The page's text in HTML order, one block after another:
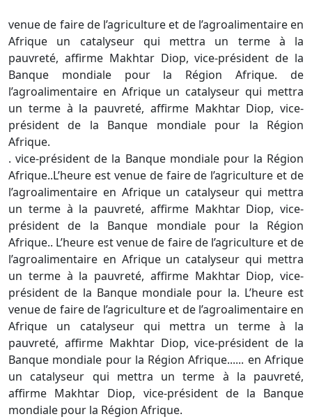
venue de faire de l’agriculture et de l’agroalimentaire en
Afrique un catalyseur qui mettra un terme à la
pauvreté, affirme Makhtar Diop, vice-président de la
Banque mondiale pour la Région Afrique. de
l’agroalimentaire en Afrique un catalyseur qui mettra
un terme à la pauvreté, affirme Makhtar Diop, vice-
président de la Banque mondiale pour la Région
Afrique.
. vice-président de la Banque mondiale pour la Région
Afrique..L’heure est venue de faire de l’agriculture et de
l’agroalimentaire en Afrique un catalyseur qui mettra
un terme à la pauvreté, affirme Makhtar Diop, vice-
président de la Banque mondiale pour la Région
Afrique.. L’heure est venue de faire de l’agriculture et de
l’agroalimentaire en Afrique un catalyseur qui mettra
un terme à la pauvreté, affirme Makhtar Diop, vice-
président de la Banque mondiale pour la. L’heure est
venue de faire de l’agriculture et de l’agroalimentaire en
Afrique un catalyseur qui mettra un terme à la
pauvreté, affirme Makhtar Diop, vice-président de la
Banque mondiale pour la Région Afrique...... en Afrique
un catalyseur qui mettra un terme à la pauvreté,
affirme Makhtar Diop, vice-président de la Banque
mondiale pour la Région Afrique.